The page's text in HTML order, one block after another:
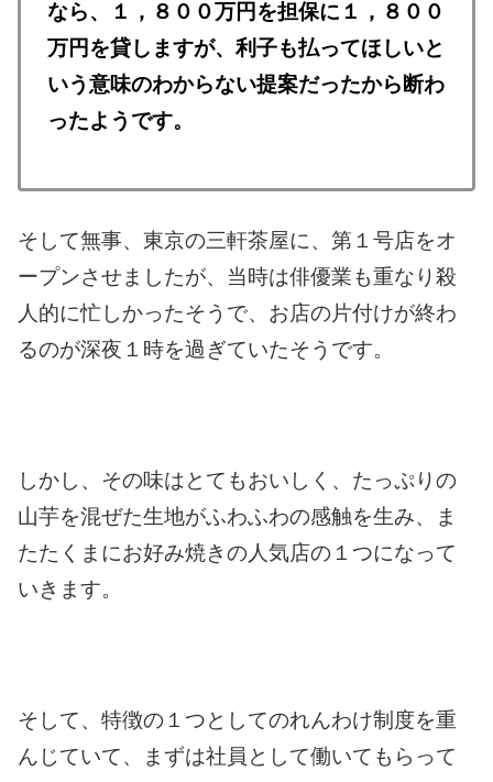
なら、１，８００万円を担保に１，８００
万円を貸しますが、利子も払ってほしいと
いう意味のわからない提案だったから断わ
ったようです。
そして無事、東京の三軒茶屋に、第１号店をオ
ープンさせましたが、当時は俳優業も重なり殺
人的に忙しかったそうで、お店の片付けが終わ
るのが深夜１時を過ぎていたそうです。
しかし、その味はとてもおいしく、たっぷりの
山芋を混ぜた生地がふわふわの感触を生み、ま
たたくまにお好み焼きの人気店の１つになって
いきます。
そして、特徴の１つとしてのれんわけ制度を重
んじていて、まずは社員として働いてもらって